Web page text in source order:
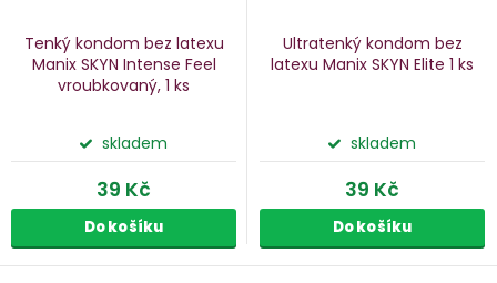
Tenký kondom bez latexu
Manix SKYN Intense Feel
vroubkovaný, 1 ks
skladem
39 Kč
Do košíku
Ultratenký kondom bez
latexu Manix SKYN Elite 1 ks
skladem
39 Kč
Do košíku